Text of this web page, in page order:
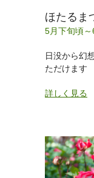
ほたるま
5月下旬頃
日没から幻
ただけます
詳しく見る